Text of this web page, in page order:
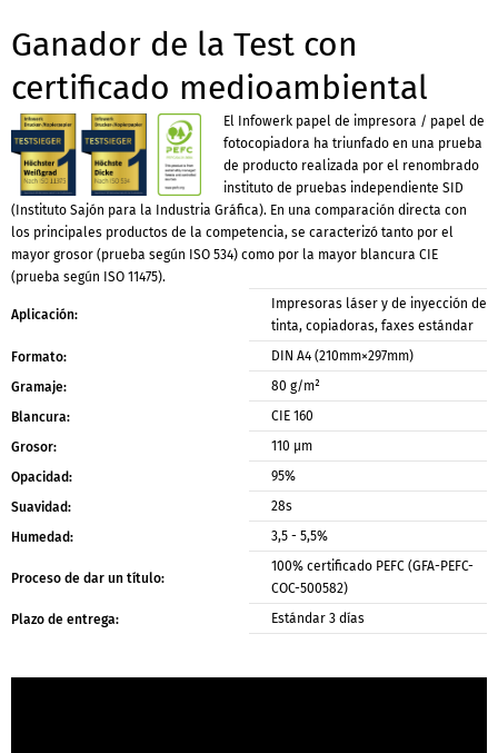
Ganador de la Test con
certificado medioambiental
El Infowerk papel de impresora / papel de
fotocopiadora ha triunfado en una prueba
de producto realizada por el renombrado
instituto de pruebas independiente SID
(Instituto Sajón para la Industria Gráfica). En una comparación directa con
los principales productos de la competencia, se caracterizó tanto por el
mayor grosor (prueba según ISO 534) como por la mayor blancura CIE
(prueba según ISO 11475).
Aplicación:
Impresoras láser y de inyección de
tinta, copiadoras, faxes estándar
Formato:
DIN A4 (210mm×297mm)
Gramaje:
80 g/m²
Blancura:
CIE 160
Grosor:
110 μm
Opacidad:
95%
Suavidad:
28s
Humedad:
3,5 - 5,5%
Proceso de dar un título:
100% certificado PEFC (GFA-PEFC-
COC-500582)
Plazo de entrega:
Estándar 3 días